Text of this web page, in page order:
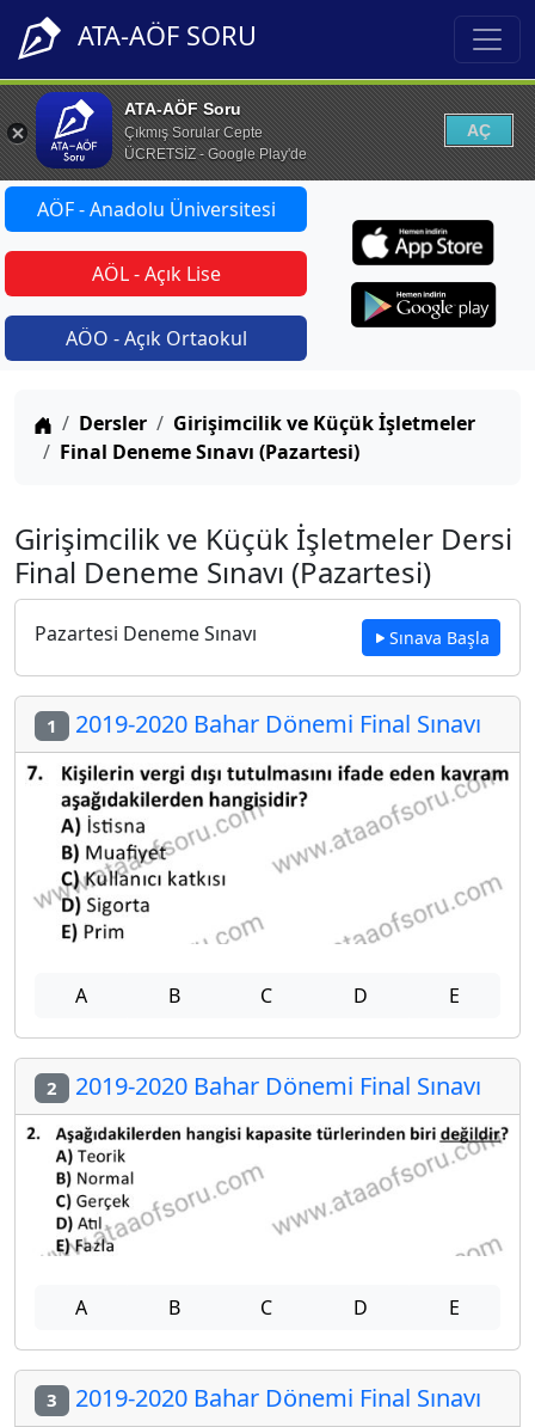
ATA-AÖF SORU
ATA-AÖF Soru
Çıkmış Sorular Cepte
ÜCRETSİZ - Google Play'de
AÇ
AÖF - Anadolu Üniversitesi
AÖL - Açık Lise
AÖO - Açık Ortaokul
Anasayfa
Dersler
Girişimcilik ve Küçük İşletmeler
Final Deneme Sınavı (Pazartesi)
Girişimcilik ve Küçük İşletmeler Dersi
Final Deneme Sınavı (Pazartesi)
Pazartesi Deneme Sınavı Sınava Başla
1 2019-2020 Bahar Dönemi Final Sınavı
A B C D E
2 2019-2020 Bahar Dönemi Final Sınavı
A B C D E
3 2019-2020 Bahar Dönemi Final Sınavı